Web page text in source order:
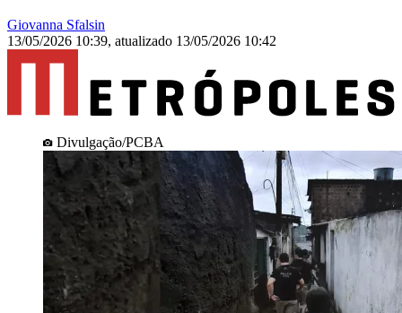
Giovanna Sfalsin
13/05/2026 10:39, atualizado 13/05/2026 10:42
Divulgação/PCBA